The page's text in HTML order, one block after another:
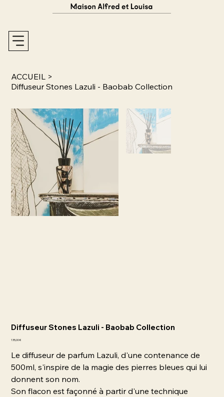
ACCUEIL >
Diffuseur Stones Lazuli - Baobab Collection
Diffuseur Stones Lazuli - Baobab Collection
Prix
135,00 €
Le diffuseur de parfum Lazuli, d'une contenance de
500ml, s'inspire de la magie des pierres bleues qui lui
donnent son nom.
Son flacon est façonné à partir d'une technique